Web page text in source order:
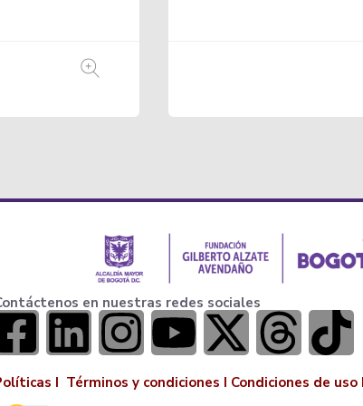
en nuestras redes sociales
I Términos y condiciones I Condiciones de uso I